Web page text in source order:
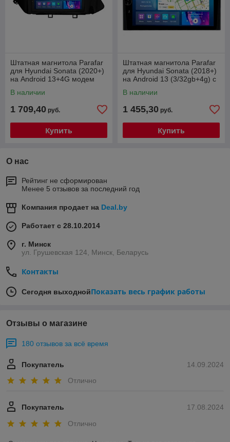
Штатная магнитола Parafar
для Hyundai Sonata (2020+)
на Android 13+4G модем
В наличии
1 709,40 руб.
Купить
Штатная магнитола Parafar
для Hyundai Sonata (2018+)
на Android 13 (3/32gb+4g) с
В наличии
1 455,30 руб.
Купить
О нас
Рейтинг не сформирован
Менее 5 отзывов за последний год
Компания продает на Deal.by
Работает с 28.10.2014
г. Минск
ул. Грушевская 124, Минск, Беларусь
Контакты
Сегодня выходнойПоказать весь график работы
Отзывы о магазине
180 отзывов за всё время
14.09.2024
Покупатель
Отлично
17.08.2024
Покупатель
Отлично